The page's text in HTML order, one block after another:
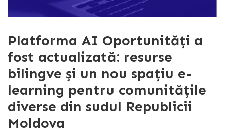
Platforma AI Oportunități a
fost actualizată: resurse
bilingve și un nou spațiu e-
learning pentru comunitățile
diverse din sudul Republicii
Moldova